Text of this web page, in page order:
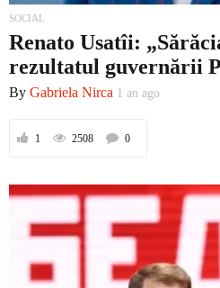
SOCIAL
Renato Usatîi:
rezultatul guvernării
By Gabriela Nirca 1 an ago
1 2508 0